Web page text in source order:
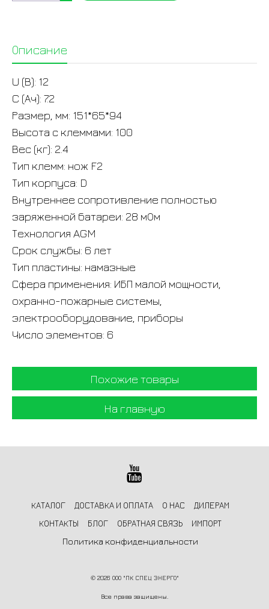
Описание
U (В): 12
C (Ач): 7.2
Размер, мм: 151*65*94
Высота с клеммами: 100
Вес (кг): 2.4
Тип клемм: нож F2
Тип корпуса: D
Внутреннее сопротивление полностью
заряженной батареи: 28 мОм
Технология AGM
Срок службы: 6 лет
Тип пластины: намазные
Сфера применения: ИБП малой мощности,
охранно-пожарные системы,
электрооборудование, приборы
Число элементов: 6
Похожие товары
На главную
КАТАЛОГ ДОСТАВКА И ОПЛАТА О НАС
ДИЛЕРАМ
КОНТАКТЫ
БЛОГ ОБРАТНАЯ СВЯЗЬ
ИМПОРТ
Политика конфиденциальности
© 2026 ООО "ПК СПЕЦ ЭНЕРГО"
Все права защищены.